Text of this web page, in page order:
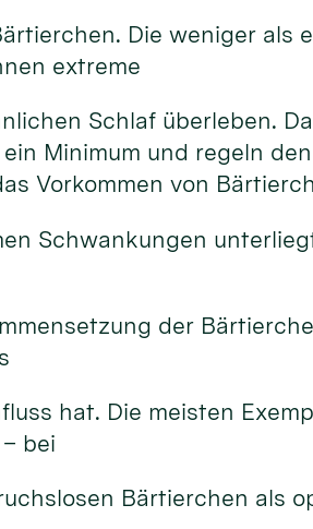
Die weniger als
extreme
Schlaf überleben.
Minimum und regeln
Vorkommen von
Schwankungen
der
hat. Die meisten
bei
Bärtierchen als